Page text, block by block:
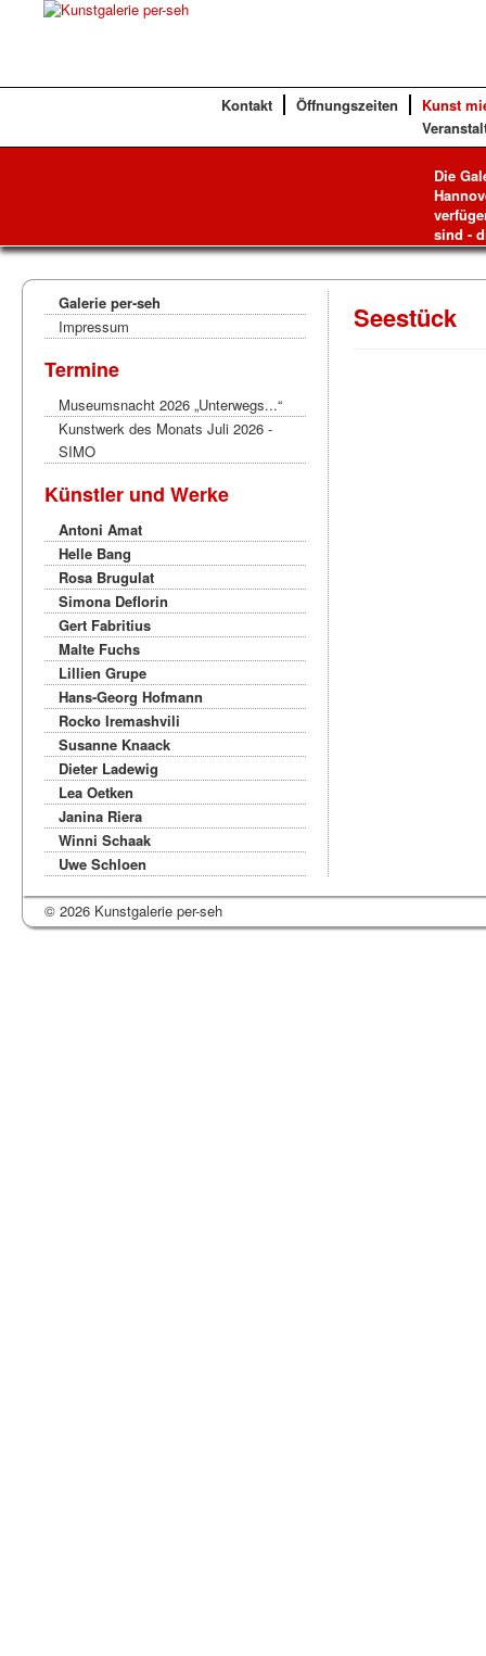
Kontakt Öffnungszeiten
Kunst
Die
sind -
Galerie per-seh
Impressum
Termine
Museumsnacht 2026 „Unterwegs...“
Kunstwerk des Monats Juli 2026 -
SIMO
Künstler und Werke
Antoni Amat
Helle Bang
Rosa Brugulat
Simona Deflorin
Gert Fabritius
Malte Fuchs
Lillien Grupe
Hans-Georg Hofmann
Rocko Iremashvili
Susanne Knaack
Dieter Ladewig
Lea Oetken
Janina Riera
Winni Schaak
Uwe Schloen
Seestück
© 2026 Kunstgalerie per-seh